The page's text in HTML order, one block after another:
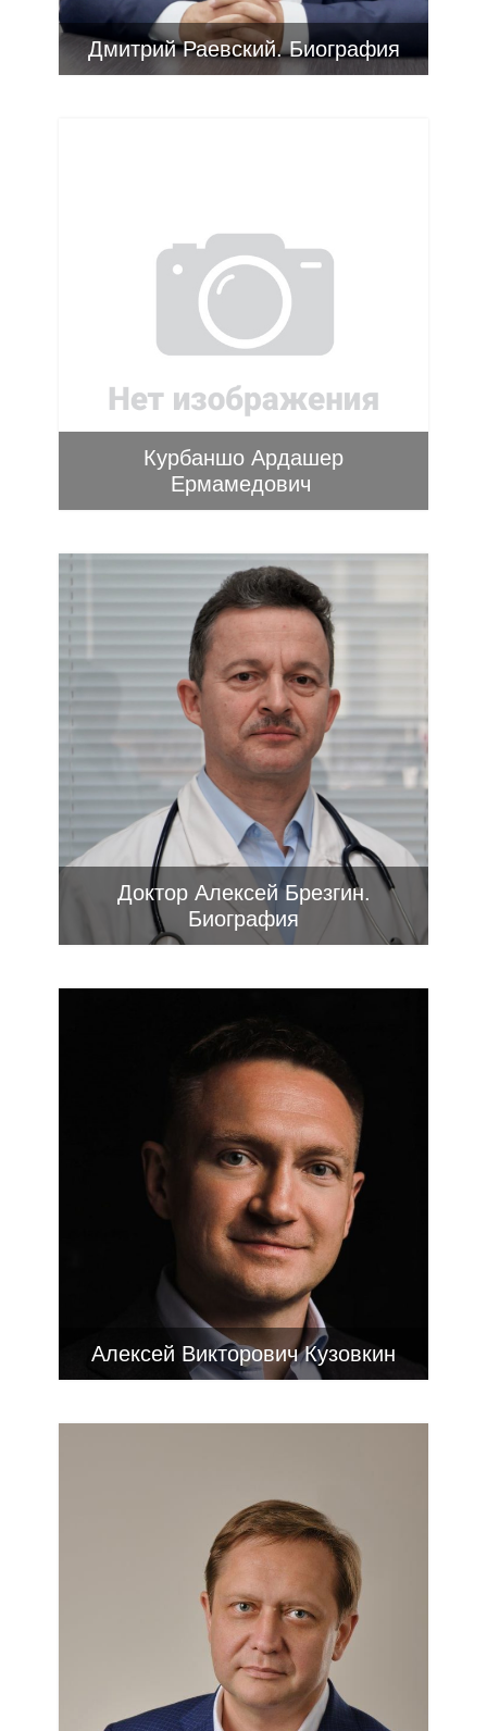
Дмитрий Раевский. Биография
Курбаншо Ардашер
Ермамедович
Доктор Алексей Брезгин.
Биография
Алексей Викторович Кузовкин